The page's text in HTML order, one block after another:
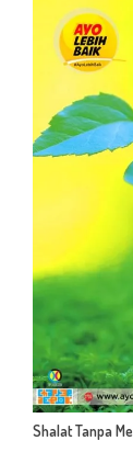
Shalat Tanpa